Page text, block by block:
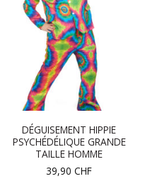
DÉGUISEMENT HIPPIE
PSYCHÉDÉLIQUE GRANDE
TAILLE HOMME
39,90 CHF